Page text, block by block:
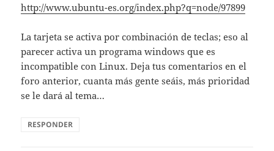
http://www.ubuntu-es.org/index.php?q=node/97899
La tarjeta se activa por combinación de teclas; eso al
parecer activa un programa windows que es
incompatible con Linux. Deja tus comentarios en el
foro anterior, cuanta más gente seáis, más prioridad
se le dará al tema…
RESPONDER